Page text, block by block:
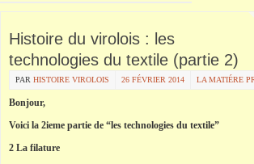
Histoire du virolois : les
technologies du textile (partie 2)
PAR HISTOIRE VIROLOIS 26 FÉVRIER 2014 LA MATIÉRE
Bonjour,
Voici la 2ieme partie de “les technologies du textile”
2 La filature